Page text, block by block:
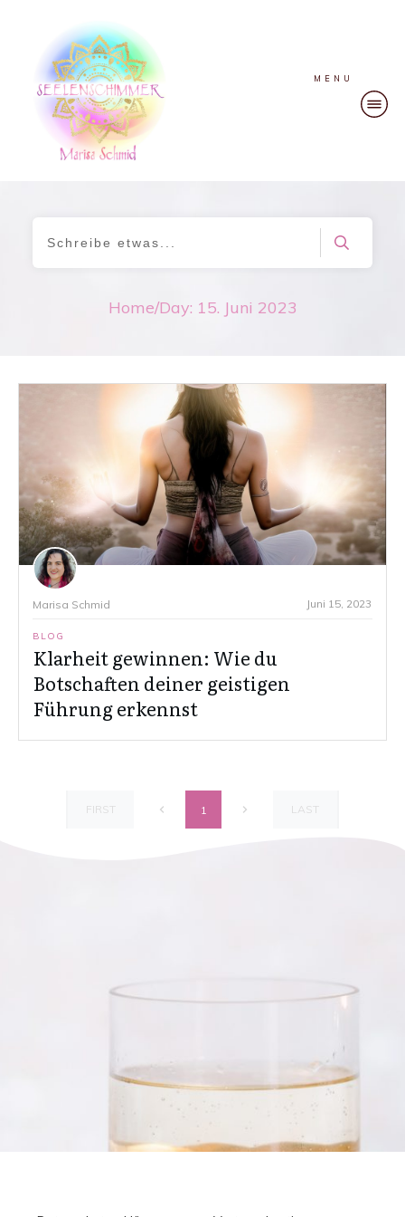
MENU
Home/Day: 15. Juni 2023
Marisa Schmid Juni 15, 2023
BLOG
Klarheit gewinnen: Wie du
Botschaften deiner geistigen
Führung erkennst
FIRST 1 LAST